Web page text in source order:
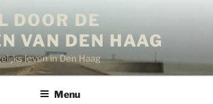
DOOR DE
VAN DEN HAAG
leven in Den Haag
Menu